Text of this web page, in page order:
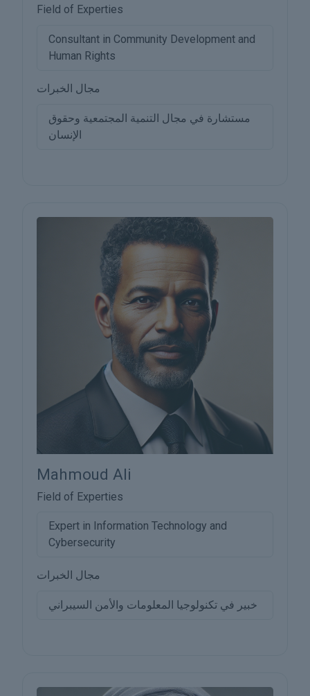
Field of Experties
Consultant in Community Development and
Human Rights
مجال الخبرات
مستشارة في مجال التنمية المجتمعية وحقوق
الإنسان
Mahmoud Ali
Field of Experties
Expert in Information Technology and
Cybersecurity
مجال الخبرات
خبير في تكنولوجيا المعلومات والأمن السيبراني